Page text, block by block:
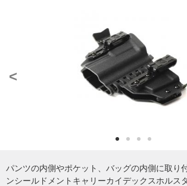
<
パンツの内側やポケット、バッグの内側に取り
ンシールドメントキャリーカイデックスホルス